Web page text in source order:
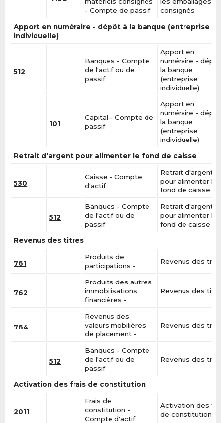
- Compte de passif
consignés
Apport en numéraire - dépôt à la banque (entreprise
individuelle)
512
Banques - Compte
de l'actif ou de
passif
Apport en
numéraire -
la banque
(entreprise
individuelle)
101
Capital - Compte de
passif
Apport en
numéraire -
la banque
(entreprise
individuelle)
Retrait d'argent pour alimenter le fond de caisse
530
Caisse - Compte
d'actif
Retrait d'argent
pour alimenter le
fond de caisse
512
Banques - Compte
de l'actif ou de
passif
Retrait d'argent
pour alimenter le
fond de caisse
Revenus des titres
761
Produits de
participations -
Revenus des
762
Produits des autres
immobilisations
financières -
Revenus des
764
Revenus des
valeurs mobilières
de placement -
Revenus des
512
Banques - Compte
de l'actif ou de
passif
Revenus des
Activation des frais de constitution
2011
Frais de
constitution -
Compte d'actif
Activation des
de constitution